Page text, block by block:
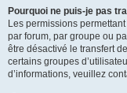
Pourquoi ne puis-je pas
Les permissions
par forum, par groupe ou
être désactivé le transfert
certains groupes
d’informations, veuillez